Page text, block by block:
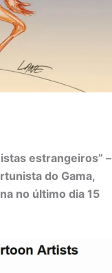
estrangeiros” –
do Gama,
no último dia 15